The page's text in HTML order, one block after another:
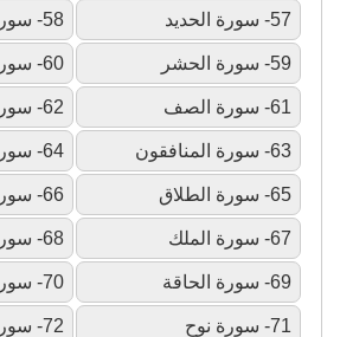
57- سورة الحديد 58- سورة المجادلة
59- سورة الحشر 60- سورة الممتحنة
61- سورة الصف 62- سورة الجمعة
63- سورة المنافقون 64- سورة التغابن
65- سورة الطلاق 66- سورة التحريم
67- سورة الملك 68- سورة القلم
69- سورة الحاقة 70- سورة المعارج
71- سورة نوح 72- سورة الجن